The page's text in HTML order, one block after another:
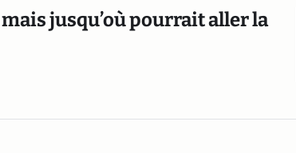
jusqu’où pourrait aller la